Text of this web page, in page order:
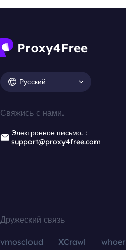
Русский
Свяжись с нами.
Электронное письмо.：
support@proxy4free.com
Дружеский связь
vmoscloud XCrawl whoer